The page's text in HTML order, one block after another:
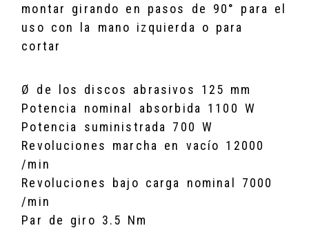
montar girando en pasos de 90° para el
uso con la mano izquierda o para
cortar
Ø de los discos abrasivos 125 mm
Potencia nominal absorbida 1100 W
Potencia suministrada 700 W
Revoluciones marcha en vacío 12000
/min
Revoluciones bajo carga nominal 7000
/min
Par de giro 3.5 Nm